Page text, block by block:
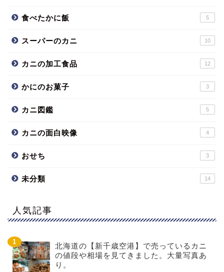
食べたかに飯 5
スーパーのカニ 10
カニの加工食品 12
かにのお菓子 3
カニ図鑑 5
カニの面白映像 4
おせち 3
未分類 14
人気記事
北海道の【新千歳空港】で売っているカニ
の値段や相場を見てきました。大量写真あ
り。